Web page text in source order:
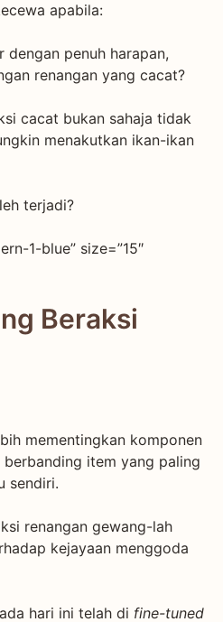
apabila:
penuh harapan,
renangan yang cacat?
cacat bukan sahaja tidak
menakutkan ikan-ikan
terjadi?
1-blue” size=”15″
Beraksi
mementingkan komponen
item yang paling
sendiri.
renangan gewang-lah
kejayaan menggoda
hari ini telah di fine-tuned